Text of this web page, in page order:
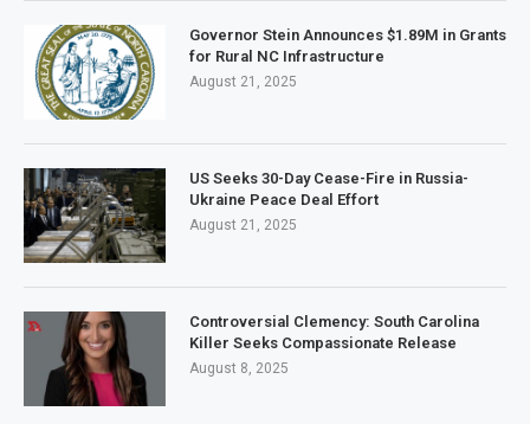
Governor Stein Announces $1.89M in Grants
for Rural NC Infrastructure
August 21, 2025
US Seeks 30-Day Cease-Fire in Russia-
Ukraine Peace Deal Effort
August 21, 2025
Controversial Clemency: South Carolina
Killer Seeks Compassionate Release
August 8, 2025